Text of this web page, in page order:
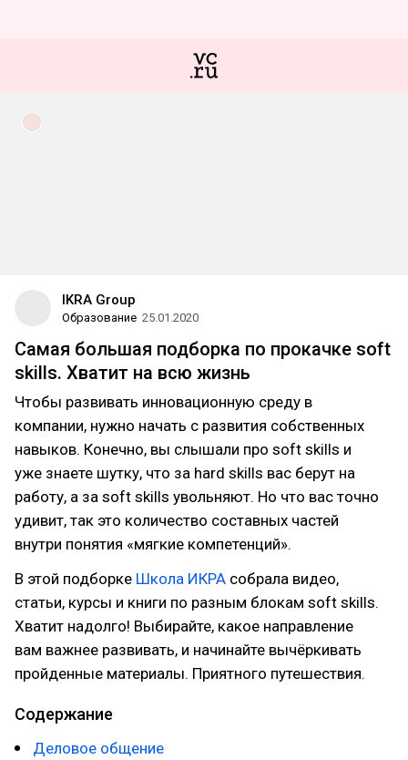
IKRA Group
Образование 25.01.2020
Самая большая подборка по прокачке soft
skills. Хватит на всю жизнь
Чтобы развивать инновационную среду в
компании, нужно начать с развития собственных
навыков. Конечно, вы слышали про soft skills и
уже знаете шутку, что за hard skills вас берут на
работу, а за soft skills увольняют. Но что вас точно
удивит, так это количество составных частей
внутри понятия «мягкие компетенций».
В этой подборке Школа ИКРА собрала видео,
статьи, курсы и книги по разным блокам soft skills.
Хватит надолго! Выбирайте, какое направление
вам важнее развивать, и начинайте вычёркивать
пройденные материалы. Приятного путешествия.
Содержание
Деловое общение